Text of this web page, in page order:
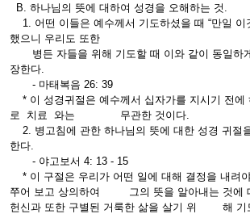
B. 하나님의 뜻에 대하여 성경을 오해하는 것.
1. 어떤 이들은 예수께서 기도하셨을 때 “만일 이
했으니 우리도 또한
병든 자들을 위해 기도할 때 이와 같이 동일하
장한다.
- 마태복음 26: 39
* 이 성경귀절은 예수께서 십자가를 지시기 전에
로 치료 와는 무관한 것이다.
2. 병고침에 관한 하나님의 뜻에 대한 성경 귀절
한다.
- 야고보서 4: 13 - 15
* 이 구절은 우리가 어떤 일에 대해 결정을 내려
쭈어 보고 상의하여 그의 뜻을 알아내는 것에
헌신과 또한 구별된 거룩한 삶을 살기 위 해 기